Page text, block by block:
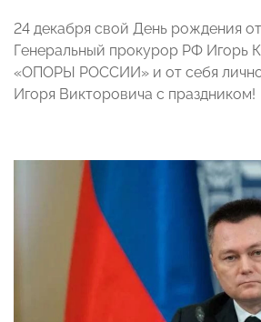
24 декабря свой День рождения
Генеральный прокурор РФ Игорь
«ОПОРЫ РОССИИ» и от себя
Игоря Викторовича с праздником!